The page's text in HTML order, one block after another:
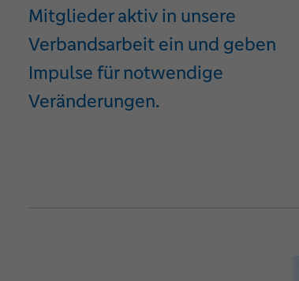
Mitglieder aktiv in unsere
Verbandsarbeit ein und geben
Impulse für notwendige
Veränderungen.